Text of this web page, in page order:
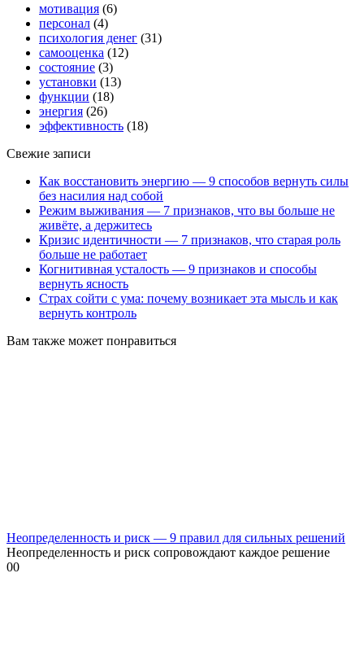
мотивация (6)
персонал (4)
психология денег (31)
самооценка (12)
состояние (3)
установки (13)
функции (18)
энергия (26)
эффективность (18)
Свежие записи
Как восстановить энергию — 9 способов вернуть силы
без насилия над собой
Режим выживания — 7 признаков, что вы больше не
живёте, а держитесь
Кризис идентичности — 7 признаков, что старая роль
больше не работает
Когнитивная усталость — 9 признаков и способы
вернуть ясность
Страх сойти с ума: почему возникает эта мысль и как
вернуть контроль
Вам также может понравиться
Неопределенность и риск — 9 правил для сильных решений
Неопределенность и риск сопровождают каждое решение
00